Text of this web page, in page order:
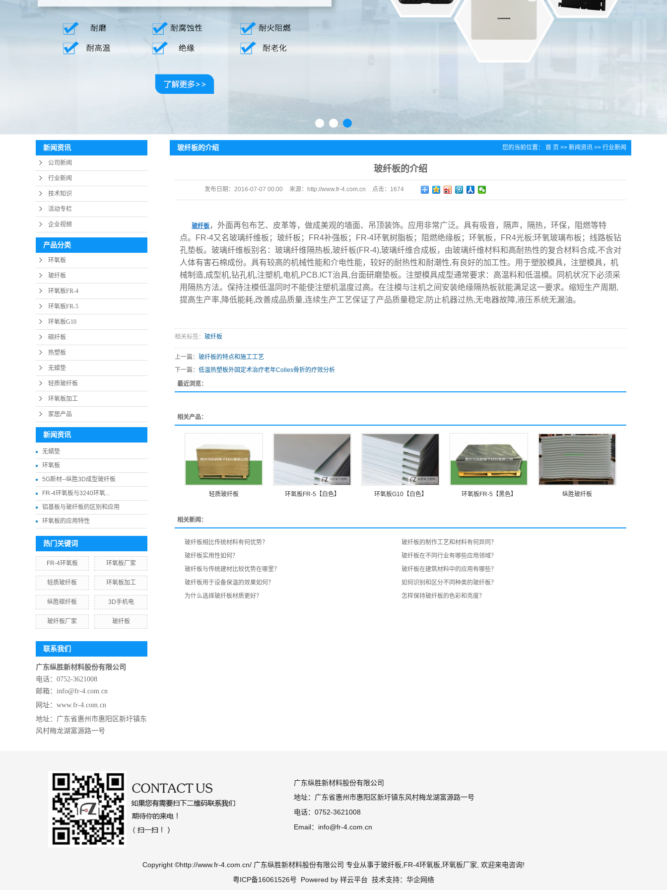
3
新闻资讯
公司新闻
行业新闻
技术知识
活动专栏
企业视频
产品分类
环氧板
玻纤板
环氧板FR-4
环氧板FR-5
环氧板G10
碳纤板
热塑板
无蜡垫
轻质玻纤板
环氧板加工
家居产品
新闻资讯
无蜡垫
环氧板
5G新材--纵胜3D成型玻纤板
FR-4环氧板与3240环氧...
铝基板与玻纤板的区别和应用
环氧板的应用特性
热门关键词
FR-4环氧板 环氧板厂家
轻质玻纤板 环氧板加工
纵胜碳纤板 3D手机电
玻纤板厂家 玻纤板
联系我们
广东纵胜新材料股份有限公司
电话：0752-3621008
邮箱：info@fr-4.com.cn
网址： www.fr-4.com.cn
地址： 广东省惠州市惠阳区新圩镇东
风村梅龙湖富源路一号
玻纤板的介绍 您的当前位置： 首 页 >> 新闻资讯 >> 行业新闻
玻纤板的介绍
发布日期： 2016-07-07 00:00 来源： http://www.fr-4.com.cn 点击： 1674
玻纤板 ，外面再包布艺、皮革等，做成美观的墙面、吊顶装饰。应用非常广泛。具有吸音，隔声，隔热，环保，阻燃等特
点。FR-4又名玻璃纤维板；玻纤板；FR4补强板；FR-4环氧树脂板；阻燃绝缘板；环氧板，FR4光板;环氧玻璃布板；线路板钻
孔垫板。玻璃纤维板别名：玻璃纤维隔热板,玻纤板(FR-4),玻璃纤维合成板，由玻璃纤维材料和高耐热性的复合材料合成,不含对
人体有害石棉成份。具有较高的机械性能和介电性能，较好的耐热性和耐潮性,有良好的加工性。用于塑胶模具，注塑模具，机
械制造,成型机,钻孔机,注塑机,电机,PCB.ICT治具,台面研磨垫板。注塑模具成型通常要求：高温料和低温模。同机状况下必须采
用隔热方法。保持注模低温同时不能使注塑机温度过高。在注模与注机之间安装绝缘隔热板就能满足这一要求。缩短生产周期,
提高生产率,降低能耗,改善成品质量,连续生产工艺保证了产品质量稳定,防止机器过热,无电器故障,液压系统无漏油。
相关标签： 玻纤板
上一篇： 玻纤板的特点和施工工艺
下一篇： 低温热塑板外固定术治疗老年Colles骨折的疗效分析
最近浏览：
相关产品：
轻质玻纤板 环氧板FR-5【白色】 环氧板G10【白色】 环氧板FR-5【黑色】 纵胜玻纤板
相关新闻：
玻纤板相比传统材料有何优势？
玻纤板的制作工艺和材料有何异同？
玻纤板实用性如何？
玻纤板在不同行业有哪些应用领域？
玻纤板与传统建材比较优势在哪里？
玻纤板在建筑材料中的应用有哪些？
玻纤板用于设备保温的效果如何？
如何识别和区分不同种类的玻纤板？
为什么选择玻纤板材质更好？
怎样保持玻纤板的色彩和亮度？
广东纵胜新材料股份有限公司
地址：广东省惠州市惠阳区新圩镇东风村梅龙湖富源路一号
电话：0752-3621008
Email：info@fr-4.com.cn
Copyright ©http://www.fr-4.com.cn/ 广东纵胜新材料股份有限公司 专业从事于玻纤板 FR-4环氧板 环氧板厂家 , 欢迎来电咨询!
粤ICP备16061526号 Powered by 祥云平台 技术支持： 华企网络